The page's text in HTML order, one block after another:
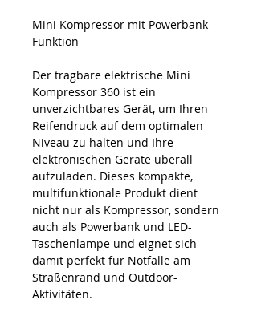
Mini Kompressor mit Powerbank
Funktion
Der tragbare elektrische Mini
Kompressor 360 ist ein
unverzichtbares Gerät, um Ihren
Reifendruck auf dem optimalen
Niveau zu halten und Ihre
elektronischen Geräte überall
aufzuladen. Dieses kompakte,
multifunktionale Produkt dient
nicht nur als Kompressor, sondern
auch als Powerbank und LED-
Taschenlampe und eignet sich
damit perfekt für Notfälle am
Straßenrand und Outdoor-
Aktivitäten.